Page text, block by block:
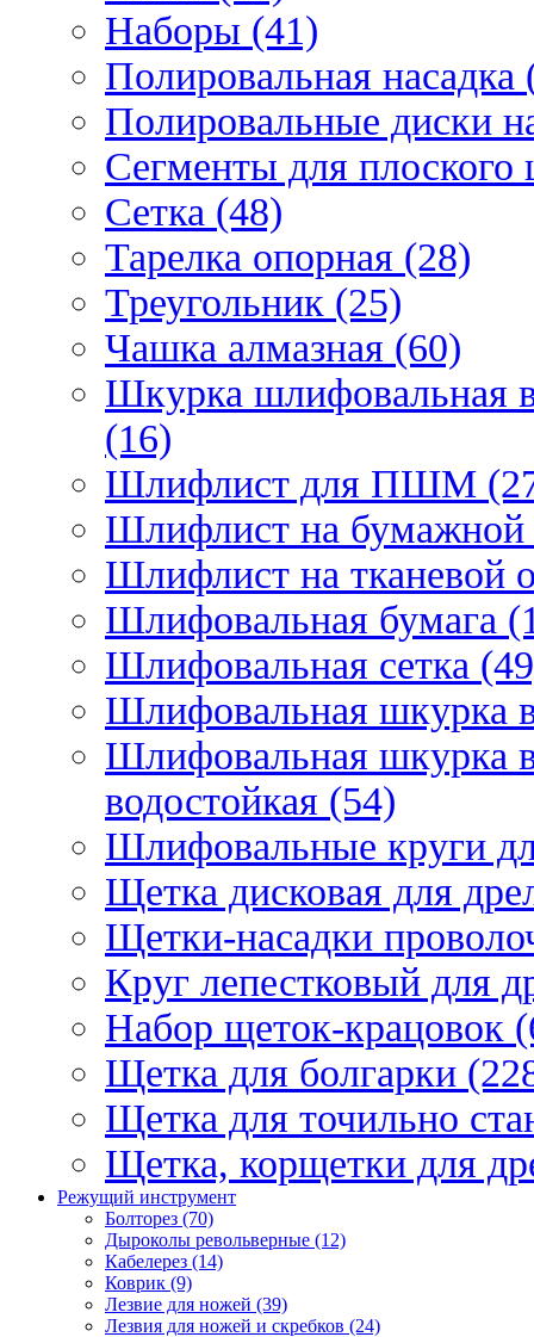
Наборы (41)
Полировальная насадка
Полировальные диски
Сегменты для
Сетка (48)
Тарелка опорная (28)
Треугольник (25)
Чашка алмазная (60)
Шкурка шлифовальная
(16)
Шлифлист для ПШМ
Шлифлист на бумажной
Шлифлист на тканевой
Шлифовальная бумага
Шлифовальная сетка
Шлифовальная шкурка
Шлифовальная шкурка
водостойкая (54)
Шлифовальные круги
Щетка дисковая для
Щетки-насадки
Круг лепестковый для
Набор щеток-крацовок
Щетка для болгарки
Щетка для точильно
Щетка, корщетки для
Режущий инструмент
Болторез (70)
Дыроколы револьверные (12)
Кабелерез (14)
Коврик (9)
Лезвие для ножей (39)
Лезвия для ножей и скребков (24)